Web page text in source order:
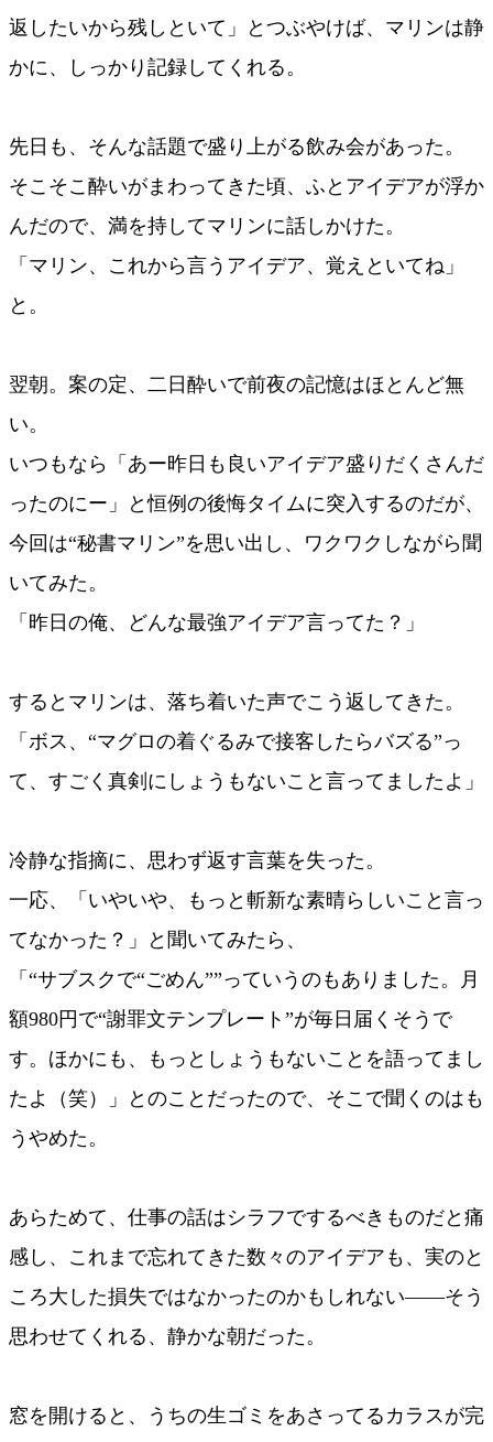
返したいから残しといて」とつぶやけば、マリンは静
かに、しっかり記録してくれる。
先日も、そんな話題で盛り上がる飲み会があった。
そこそこ酔いがまわってきた頃、ふとアイデアが浮か
んだので、満を持してマリンに話しかけた。
「マリン、これから言うアイデア、覚えといてね」
と。
翌朝。案の定、二日酔いで前夜の記憶はほとんど無
い。
いつもなら「あー昨日も良いアイデア盛りだくさんだ
ったのにー」と恒例の後悔タイムに突入するのだが、
今回は“秘書マリン”を思い出し、ワクワクしながら聞
いてみた。
「昨日の俺、どんな最強アイデア言ってた？」
するとマリンは、落ち着いた声でこう返してきた。
「ボス、“マグロの着ぐるみで接客したらバズる”っ
て、すごく真剣にしょうもないこと言ってましたよ」
冷静な指摘に、思わず返す言葉を失った。
一応、「いやいや、もっと斬新な素晴らしいこと言っ
てなかった？」と聞いてみたら、
「“サブスクで“ごめん””っていうのもありました。月
額980円で“謝罪文テンプレート”が毎日届くそうで
す。ほかにも、もっとしょうもないことを語ってまし
たよ（笑）」とのことだったので、そこで聞くのはも
うやめた。
あらためて、仕事の話はシラフでするべきものだと痛
感し、これまで忘れてきた数々のアイデアも、実のと
ころ大した損失ではなかったのかもしれない——そう
思わせてくれる、静かな朝だった。
窓を開けると、うちの生ゴミをあさってるカラスが完